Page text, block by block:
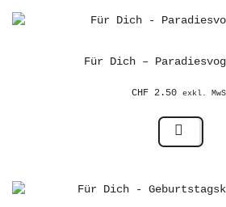
Für Dich –
CHF2.50 exkl.